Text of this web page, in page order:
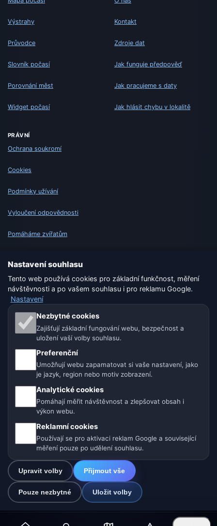
Výstrahy
Průvodce
Slovník počasí
Porovnání měst
Widget počasí
Kontakt
Zdroje dat
Jak funguje předpověď
Jak pracujeme s daty
Jak hlásit chybu v lokalitě
PRÁVNÍ
Ochrana soukromí
Cookies
Podmínky užívání
Vyloučení odpovědnosti
Pomáháme zvířatům
Nastavení
Naše weby o počasí:
🇨🇿 Česko 🇭🇷 Chorvatsko 🇧🇬 Bulharsko
🇩🇪🇦🇹🇨🇭 Německo / Rakousko / Švýcarsko
🌎 Latinská Amerika a Španělsko
🇮🇳 Jižní a jihovýchodní Asie
Provozovatel: Spolek Minizoo.cz z.s. | IČO: 21135550 |
info@pocasi.online
© 2026 Počasí Online · Meteorologická data: MET Norway · Open-
Meteo. Výstrahy počasí: ČHMÚ.
Nastavení souhlasu
Tento web používá cookies pro základní funkčnost, měření
návštěvnosti a po vašem souhlasu i pro reklamu Google.
Nastavení
Nezbytné cookies
Zajišťují základní fungování webu, bezpečnost a
uložení vaší volby souhlasu.
Preferenční
Umožňují webu zapamatovat si vaše nastavení, jako
je jazyk, region nebo motiv zobrazení.
Analytické cookies
Pomáhají měřit návštěvnost a zlepšovat obsah i
výkon webu.
Reklamní cookies
Používají se pro aktivaci reklam Google a související
měření pouze po udělení souhlasu.
Upravit volby Přijmout vše
Pouze nezbytné Uložit volby